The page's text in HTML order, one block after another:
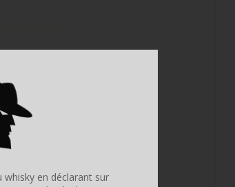
whisky en déclarant sur